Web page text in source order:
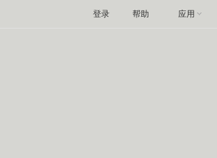
帮助 应用
登录